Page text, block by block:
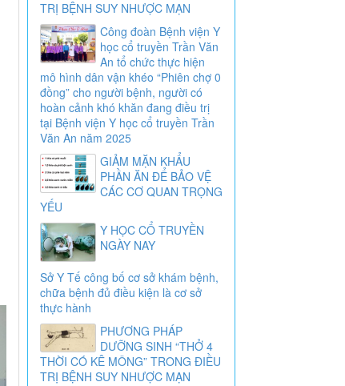
TRỊ BỆNH SUY NHƯỢC MẠN
Công đoàn Bệnh viện Y
học cổ truyền Trần Văn
An tổ chức thực hiện
mô hình dân vận khéo “Phiên chợ 0
đồng” cho người bệnh, người có
hoàn cảnh khó khăn đang điều trị
tại Bệnh viện Y học cổ truyền Trần
Văn An năm 2025
GIẢM MẶN KHẨU
PHẦN ĂN ĐỂ BẢO VỆ
CÁC CƠ QUAN TRỌNG
YẾU
Y HỌC CỔ TRUYỀN
NGÀY NAY
Sở Y Tế công bố cơ sở khám bệnh,
chữa bệnh đủ điều kiện là cơ sở
thực hành
PHƯƠNG PHÁP
DƯỠNG SINH “THỞ 4
THỜI CÓ KÊ MÔNG” TRONG ĐIỀU
TRỊ BỆNH SUY NHƯỢC MẠN